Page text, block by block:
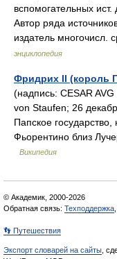
вспомогательных
Автор ряда
издатель
энциклопедия
Фридрих II (король
(надпись: CESAR
von Staufen; 26
Папское
Фьорентино близ
Википедия
© Академик, 2000-2026
Обратная связь: Техподдержка
👣 Путешествия
Экспорт словарей на сайты ,